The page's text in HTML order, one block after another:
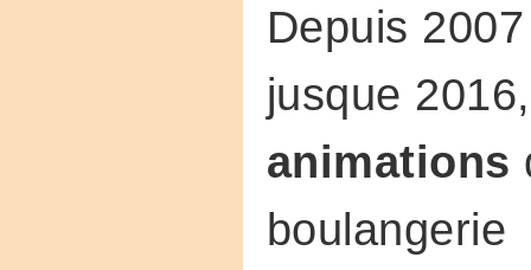
Depuis
jusque
animations
boulangerie